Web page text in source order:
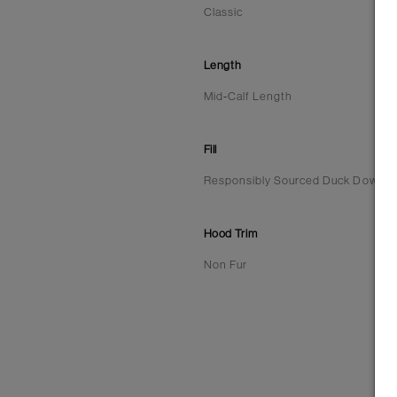
Classic
Length
Mid-Calf Length
Fill
Responsibly Sourced Duck Down |
Hood Trim
Non Fur